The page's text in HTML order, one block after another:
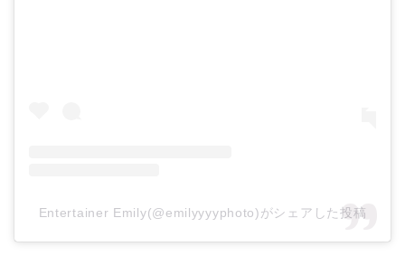
Entertainer Emily(@emilyyyyphoto)がシェアした投稿